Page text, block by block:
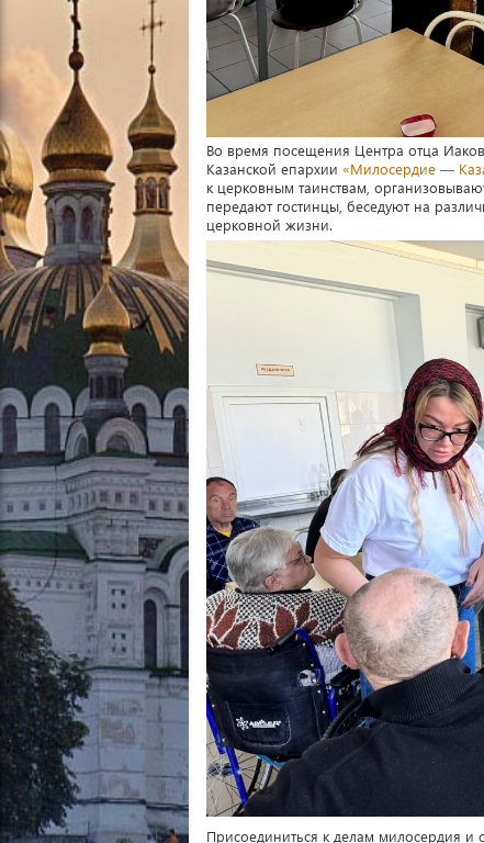
Во время посещения Центра отца
Казанской епархии «Милосердие —
к церковным таинствам,
передают гостинцы, беседуют на
церковной жизни.
Присоединиться к делам милосердия